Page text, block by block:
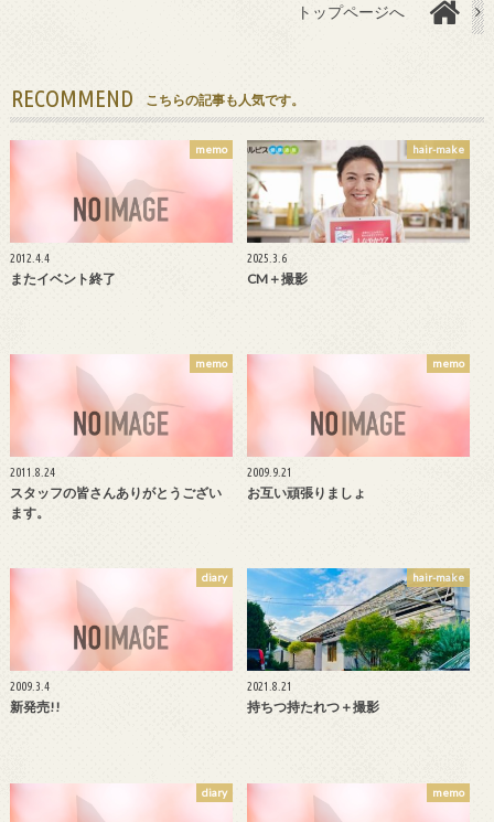
トップページへ
RECOMMEND こちらの記事も人気です。
memo
2012.4.4
またイベント終了
hair-make
2025.3.6
CM＋撮影
memo
2011.8.24
スタッフの皆さんありがとうござい
ます。
memo
2009.9.21
お互い頑張りましょ
diary
2009.3.4
新発売!!
hair-make
2021.8.21
持ちつ持たれつ＋撮影
diary memo